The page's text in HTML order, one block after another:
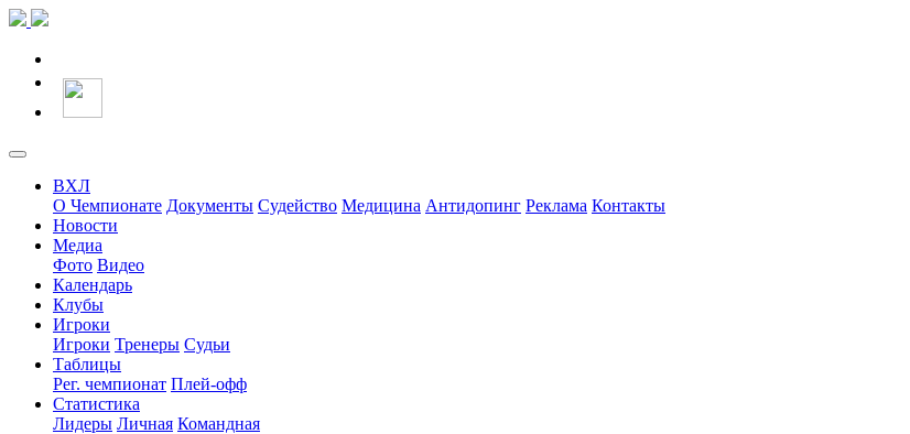
ВХЛ
О Чемпионате Документы Судейство Медицина Антидопинг Реклама Контакты
Новости
Медиа
Фото Видео
Календарь
Клубы
Игроки
Игроки Тренеры Судьи
Таблицы
Рег. чемпионат Плей-офф
Статистика
Лидеры Личная Командная